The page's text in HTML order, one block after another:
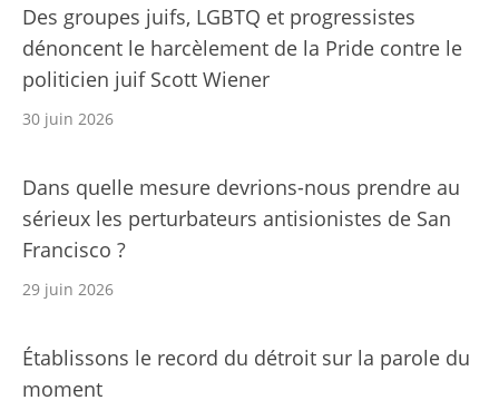
Des groupes juifs, LGBTQ et progressistes
dénoncent le harcèlement de la Pride contre le
politicien juif Scott Wiener
30 juin 2026
Dans quelle mesure devrions-nous prendre au
sérieux les perturbateurs antisionistes de San
Francisco ?
29 juin 2026
Établissons le record du détroit sur la parole du
moment